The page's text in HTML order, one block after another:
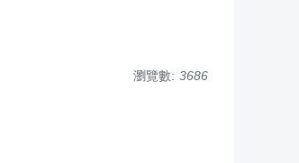
瀏覽數: 3686